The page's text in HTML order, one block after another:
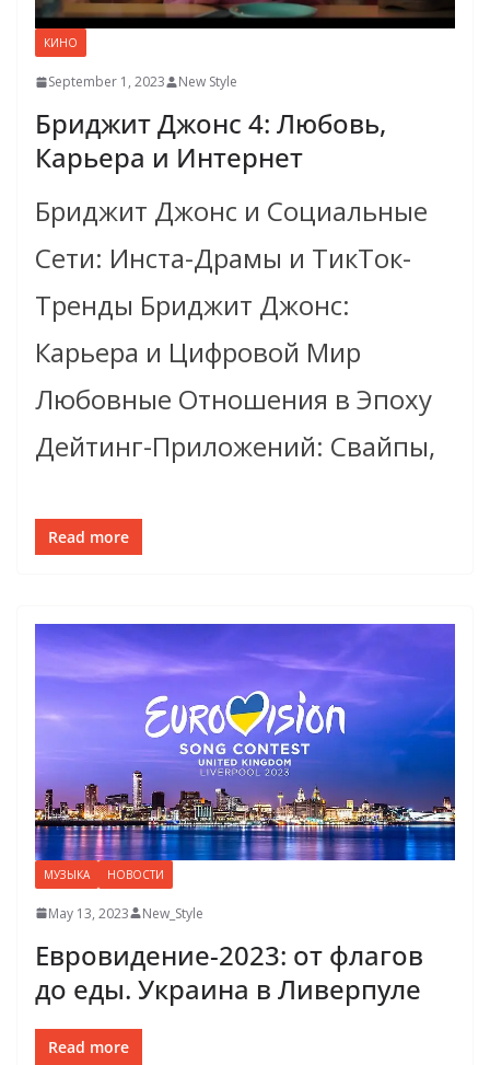
КИНО
September 1, 2023 New Style
Бриджит Джонс 4: Любовь,
Карьера и Интернет
Бриджит Джонс и Социальные
Сети: Инста-Драмы и ТикТок-
Тренды Бриджит Джонс:
Карьера и Цифровой Мир
Любовные Отношения в Эпоху
Дейтинг-Приложений: Свайпы,
Read more
МУЗЫКА НОВОСТИ
May 13, 2023 New_Style
Евровидение-2023: от флагов
до еды. Украина в Ливерпуле
Read more